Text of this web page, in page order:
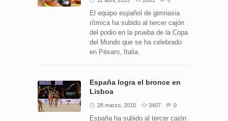
El equipo español de gimnasia
rítmica ha subido al tercer cajón
del podio en la prueba de la Copa
del Mundo que se ha celebrado
en Pésaro, Italia.
España logra el bronce en
Lisboa
28 marzo, 2015 3407 0
España ha subido al tercer cajón